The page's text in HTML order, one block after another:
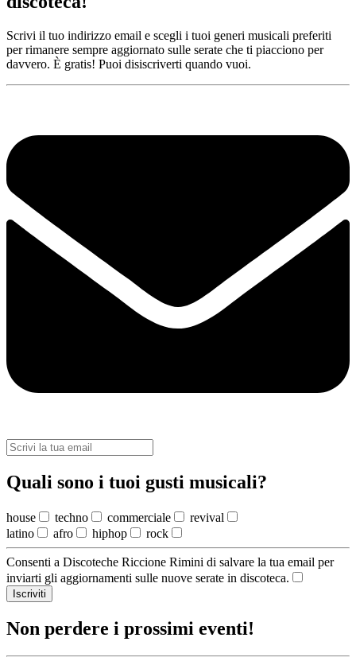
Scrivi il tuo indirizzo email e scegli i tuoi generi musicali preferiti
per rimanere sempre aggiornato sulle serate che ti piacciono per
davvero. È gratis! Puoi disiscriverti quando vuoi.
Quali sono i tuoi gusti musicali?
house techno commerciale
revival
latino
afro hiphop rock
Consenti a Discoteche Riccione Rimini di salvare la tua email per
inviarti gli aggiornamenti sulle nuove serate in discoteca.
Iscriviti
Non perdere i prossimi eventi!